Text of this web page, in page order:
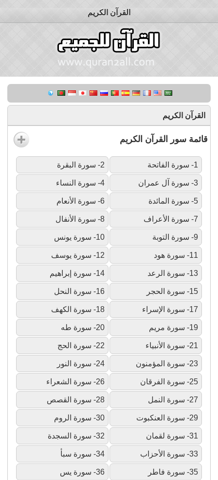
القرآن الكريم
القرآن الكريم
قائمة سور القرآن الكريم
1- سورة الفاتحة 2- سورة البقرة
3- سورة آل عمران 4- سورة النساء
5- سورة المائدة 6- سورة الأنعام
7- سورة الأعراف 8- سورة الأنفال
9- سورة التوبة 10- سورة يونس
11- سورة هود 12- سورة يوسف
13- سورة الرعد 14- سورة إبراهيم
15- سورة الحجر 16- سورة النحل
17- سورة الإسراء 18- سورة الكهف
19- سورة مريم 20- سورة طه
21- سورة الأنبياء 22- سورة الحج
23- سورة المؤمنون 24- سورة النور
25- سورة الفرقان 26- سورة الشعراء
27- سورة النمل 28- سورة القصص
29- سورة العنكبوت 30- سورة الروم
31- سورة لقمان 32- سورة السجدة
33- سورة الأحزاب 34- سورة سبأ
35- سورة فاطر 36- سورة يس